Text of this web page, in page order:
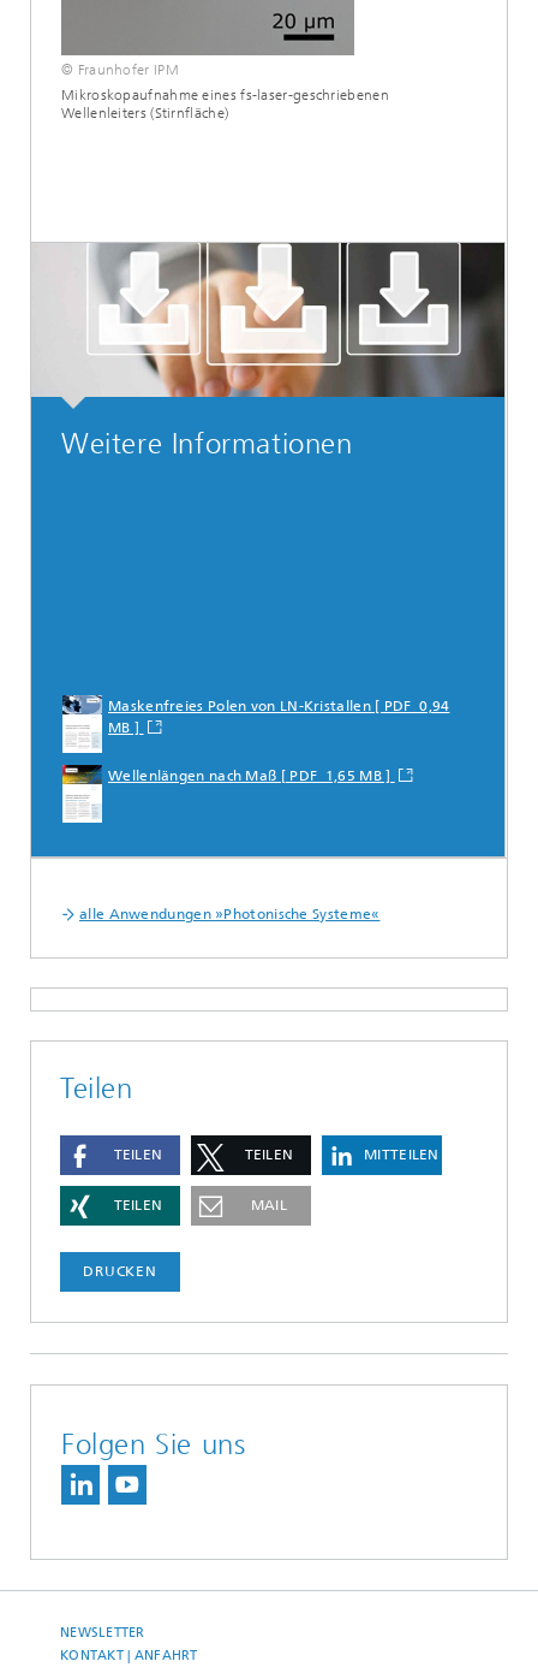
© Fraunhofer IPM
Mikroskopaufnahme eines fs-laser-geschriebenen
Wellenleiters (Stirnfläche)
Weitere Informationen
Maskenfreies Polen von LN-Kristallen [ PDF 0,94
MB ]
Wellenlängen nach Maß [ PDF 1,65 MB ]
alle Anwendungen »Photonische Systeme«
Teilen
TEILEN TEILEN MITTEILEN
TEILEN MAIL
DRUCKEN
Folgen Sie uns
NEWSLETTER
KONTAKT | ANFAHRT